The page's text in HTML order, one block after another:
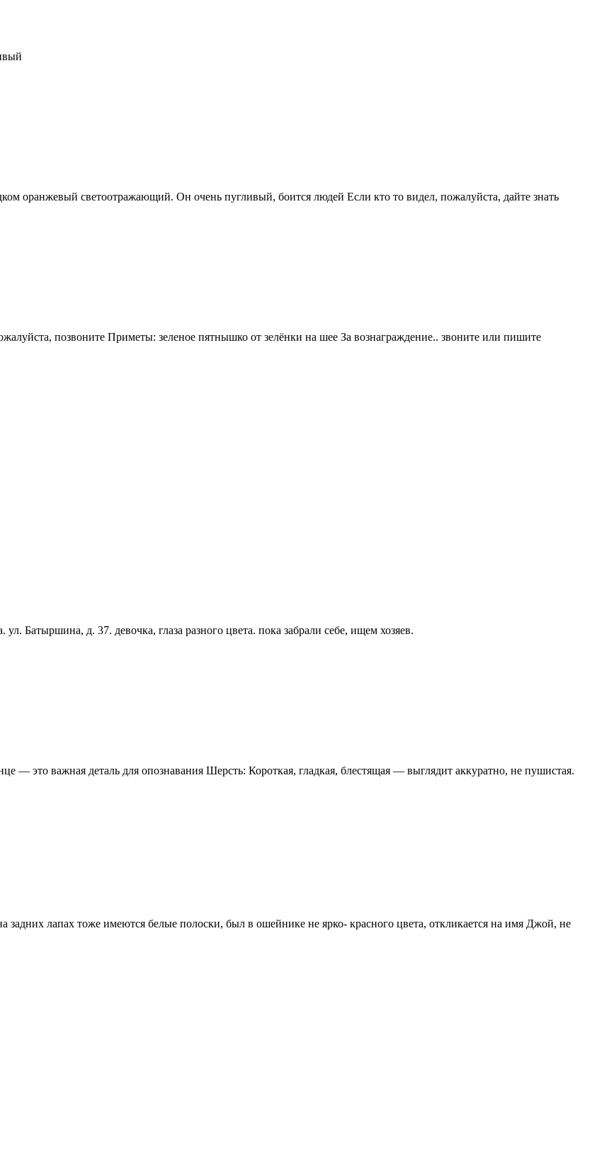
оранжевый светоотражающий. Он очень пугливый, боится людей Если кто то видел, пожалуйста, дайте знать
позвоните Приметы: зеленое пятнышко от зелёнки на шее За вознаграждение.. звоните или пишите
Батыршина, д. 37. девочка, глаза разного цвета. пока забрали себе, ищем хозяев.
— это важная деталь для опознавания Шерсть: Короткая, гладкая, блестящая — выглядит аккуратно, не пушистая.
задних лапах тоже имеются белые полоски, был в ошейнике не ярко- красного цвета, откликается на имя Джой, не